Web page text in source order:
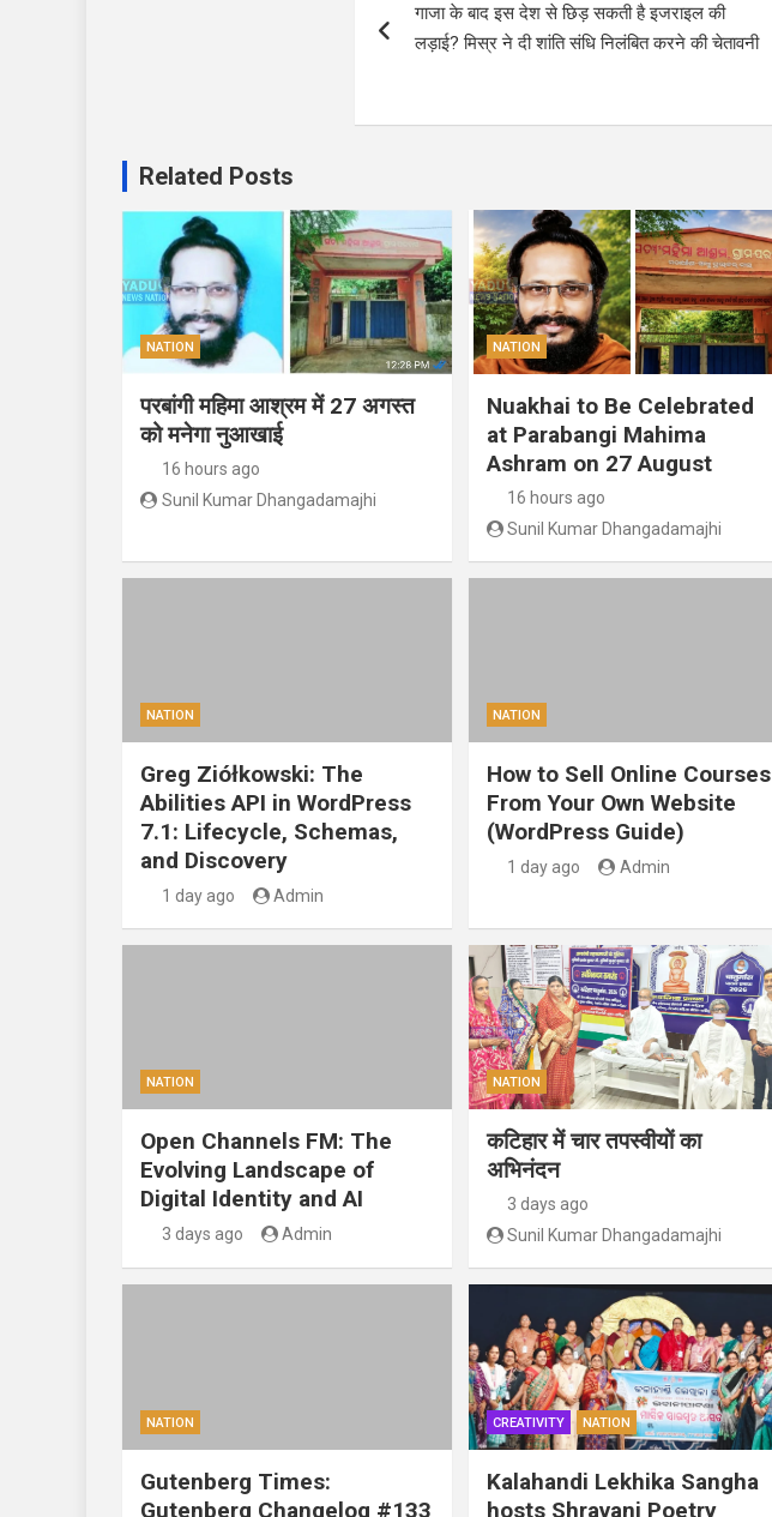
navigation
गाजा के बाद इस देश से छिड़ सकती है इजराइल की
लड़ाई? मिस्र ने दी शांति संधि निलंबित करने की चेतावनी
Related Posts
NATION
परबांगी महिमा आश्रम में 27 अगस्त
को मनेगा नुआखाई
16 hours ago
Sunil Kumar Dhangadamajhi
NATION
Nuakhai to Be Celebrated
at Parabangi Mahima
Ashram on 27 August
16 hours ago
Sunil Kumar Dhangadamajhi
NATION
Greg Ziółkowski: The
Abilities API in WordPress
7.1: Lifecycle, Schemas,
and Discovery
1 day ago Admin
NATION
How to Sell Online Courses
From Your Own Website
(WordPress Guide)
1 day ago Admin
NATION
Open Channels FM: The
Evolving Landscape of
Digital Identity and AI
3 days ago Admin
NATION
कटिहार में चार तपस्वीयों का
अभिनंदन
3 days ago
Sunil Kumar Dhangadamajhi
NATION
Gutenberg Times:
Gutenberg Changelog #133
CREATIVITY NATION
Kalahandi Lekhika Sangha
hosts Shravani Poetry